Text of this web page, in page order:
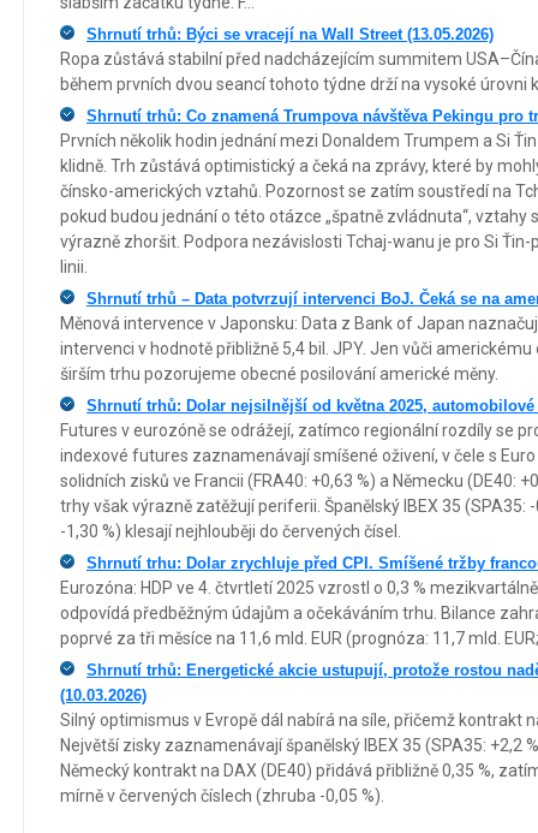
Shrnutí trhů: Býci se vracejí na Wall Street (13.05.2026)
Ropa zůstává stabilní před nadcházejícím summitem
během prvních dvou seancí tohoto týdne drží na vysoké úrovni
Shrnutí trhů: Co znamená Trumpova návštěva Pekingu pro
Prvních několik hodin jednání mezi Donaldem Trumpem a Si
klidně. Trh zůstává optimistický a čeká na zprávy, které by
čínsko-amerických vztahů. Pozornost se zatím soustředí na
pokud budou jednání o této otázce „špatně zvládnuta“, vztahy
výrazně zhoršit. Podpora nezávislosti Tchaj-wanu je pro Si
linii.
Shrnutí trhů – Data potvrzují intervenci BoJ. Čeká se na
Měnová intervence v Japonsku: Data z Bank of Japan
intervenci v hodnotě přibližně 5,4 bil. JPY. Jen vůči
širším trhu pozorujeme obecné posilování americké měny.
Shrnutí trhů: Dolar nejsilnější od května 2025, automobilové
Futures v eurozóně se odrážejí, zatímco regionální rozdíly se
indexové futures zaznamenávají smíšené oživení, v čele s Euro
solidních zisků ve Francii (FRA40: +0,63 %) a Německu (DE40:
trhy však výrazně zatěžují periferii. Španělský IBEX 35 (SPA35:
-1,30 %) klesají nejhlouběji do červených čísel.
Shrnutí trhu: Dolar zrychluje před CPI. Smíšené tržby
Eurozóna: HDP ve 4. čtvrtletí 2025 vzrostl o 0,3 %
odpovídá předběžným údajům a očekáváním trhu. Bilance
poprvé za tři měsíce na 11,6 mld. EUR (prognóza: 11,7 mld.
Shrnutí trhů: Energetické akcie ustupují, protože rostou
(10.03.2026)
Silný optimismus v Evropě dál nabírá na síle, přičemž kontrakt
Největší zisky zaznamenávají španělský IBEX 35 (SPA35: +2,2
Německý kontrakt na DAX (DE40) přidává přibližně 0,35 %,
mírně v červených číslech (zhruba -0,05 %).